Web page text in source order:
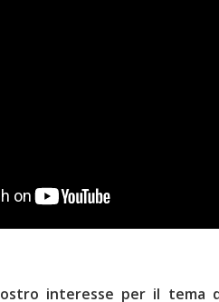
interesse per il tema